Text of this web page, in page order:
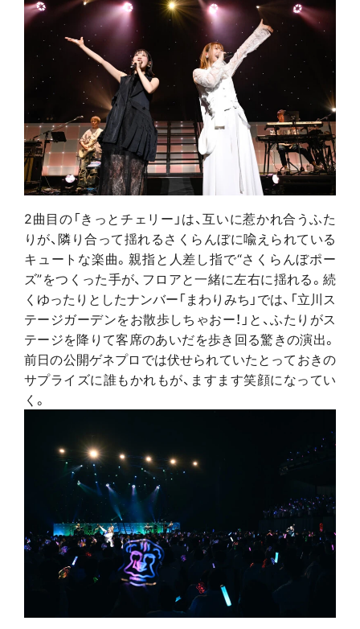
2曲目の「きっとチェリー」は、互いに惹かれ合うふた
りが、隣り合って揺れるさくらんぼに喩えられている
キュートな楽曲。親指と人差し指で“さくらんぼポー
ズ”をつくった手が、フロアと一緒に左右に揺れる。続
くゆったりとしたナンバー「まわりみち」では、「立川ス
テージガーデンをお散歩しちゃおー！」と、ふたりがス
テージを降りて客席のあいだを歩き回る驚きの演出。
前日の公開ゲネプロでは伏せられていたとっておきの
サプライズに誰もかれもが、ますます笑顔になってい
く。